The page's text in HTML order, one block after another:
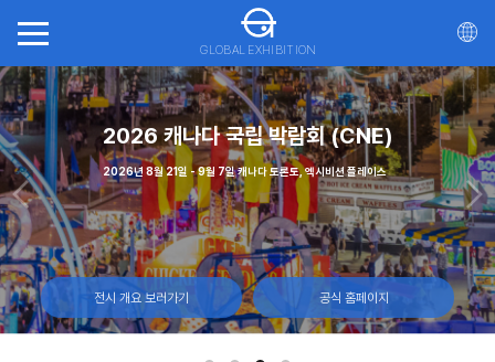
GLOBAL EXHIBITION
회(ITTS)
트리올 캐나다
전시 개요 보러가기 공식 홈페이지
스
일, 라스베이거스 컨벤션 센터
전시 개요 보러가기 공식 홈페이지
2026 캐나다 국립 박람회 (CNE)
2026년 8월 21일 - 9월 7일 캐나다 토론토, 엑시비션 플레이스
전시 개요 보러가기 공식 홈페이지
2026년 10월 21일 - 23일 마리